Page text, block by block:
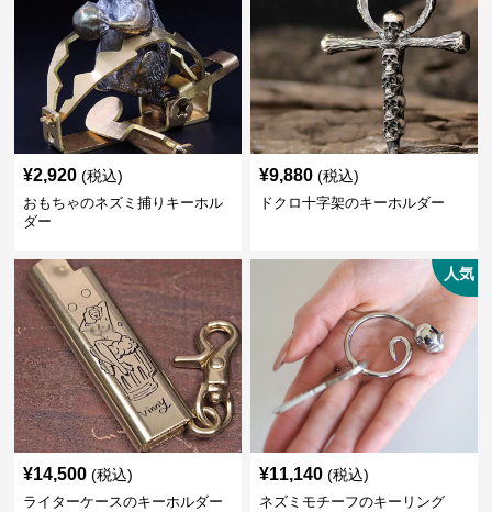
¥2,920 (税込)
おもちゃのネズミ捕りキーホル
ダー
¥9,880 (税込)
ドクロ十字架のキーホルダー
¥14,500 (税込)
ライターケースのキーホルダー
人気
¥11,140 (税込)
ネズミモチーフのキーリング